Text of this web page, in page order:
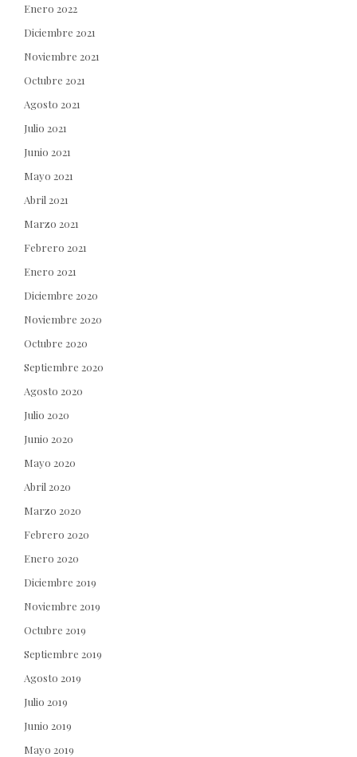
Enero 2022
Diciembre 2021
Noviembre 2021
Octubre 2021
Agosto 2021
Julio 2021
Junio 2021
Mayo 2021
Abril 2021
Marzo 2021
Febrero 2021
Enero 2021
Diciembre 2020
Noviembre 2020
Octubre 2020
Septiembre 2020
Agosto 2020
Julio 2020
Junio 2020
Mayo 2020
Abril 2020
Marzo 2020
Febrero 2020
Enero 2020
Diciembre 2019
Noviembre 2019
Octubre 2019
Septiembre 2019
Agosto 2019
Julio 2019
Junio 2019
Mayo 2019